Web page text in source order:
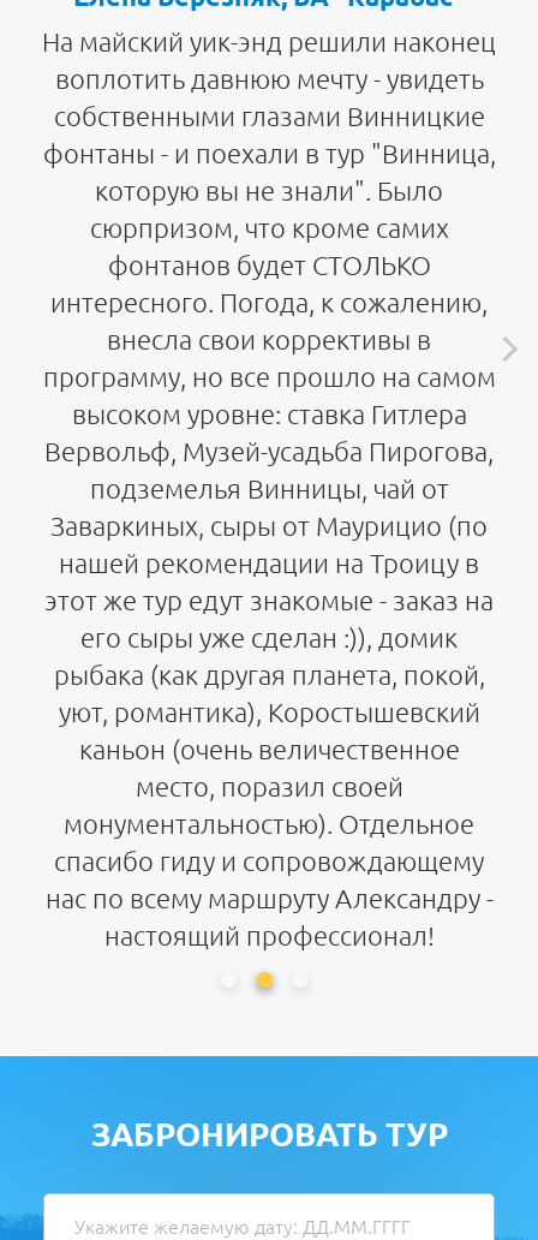
На майский уик-энд решили наконец
воплотить давнюю мечту - увидеть
собственными глазами Винницкие
фонтаны - и поехали в тур "Винница,
которую вы не знали". Было
сюрпризом, что кроме самих
фонтанов будет СТОЛЬКО
интересного. Погода, к сожалению,
внесла свои коррективы в
программу, но все прошло на самом
высоком уровне: ставка Гитлера
Вервольф, Музей-усадьба Пирогова,
подземелья Винницы, чай от
Заваркиных, сыры от Маурицио (по
нашей рекомендации на Троицу в
этот же тур едут знакомые - заказ на
его сыры уже сделан :)), домик
рыбака (как другая планета, покой,
уют, романтика), Коростышевский
каньон (очень величественное
место, поразил своей
монументальностью). Отдельное
спасибо гиду и сопровождающему
нас по всему маршруту Александру -
настоящий профессионал!
ЗАБРОНИРОВАТЬ ТУР